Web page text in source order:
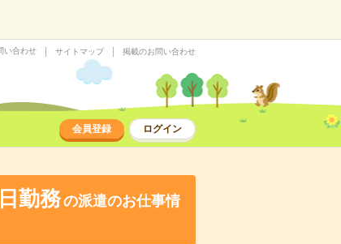
い合わせ サイトマップ 掲載のお問い合わせ
会員登録 ログイン
勤務の派遣のお仕事情